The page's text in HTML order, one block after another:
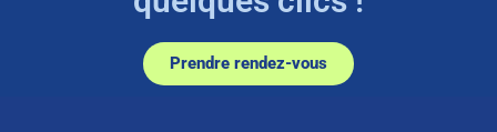
Prendre rendez-vous